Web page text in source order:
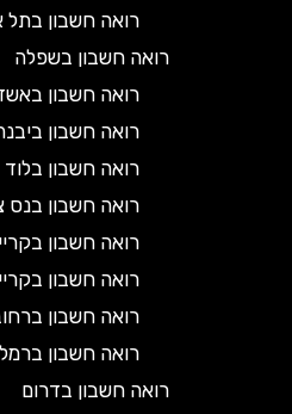
רואה חשבון בתל אביב
רואה חשבון בשפלה
רואה חשבון באשדוד
רואה חשבון ביבנה
רואה חשבון בלוד
רואה חשבון בנס ציונה
רואה חשבון בקריית גת
רואה חשבון בקריית
רואה חשבון ברחובות
רואה חשבון ברמלה
רואה חשבון בדרום